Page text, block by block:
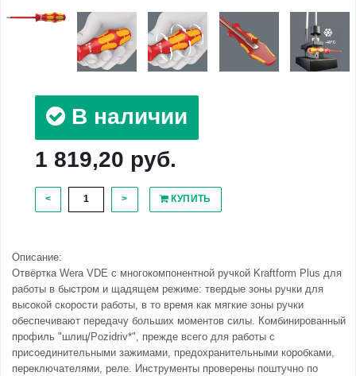
В наличии
1 819,20 руб.
< > КУПИТЬ
Описание:
Отвёртка Wera VDE с многокомпонентной ручкой Kraftform Plus для
работы в быстром и щадящем режиме: твердые зоны ручки для
высокой скорости работы, в то время как мягкие зоны ручки
обеспечивают передачу больших моментов силы. Комбинированный
профиль "шлиц/Pozidriv*", прежде всего для работы с
присоединительными зажимами, предохранительными коробками,
переключателями, реле. Инструменты проверены поштучно по